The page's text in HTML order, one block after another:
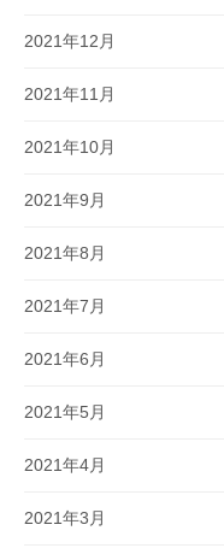
2021年12月
2021年11月
2021年10月
2021年9月
2021年8月
2021年7月
2021年6月
2021年5月
2021年4月
2021年3月